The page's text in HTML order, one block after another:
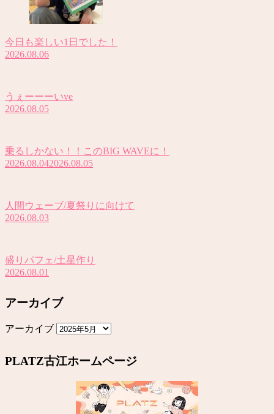
今日も楽しい1日でした！
2026.08.06
うぇーーーいve
2026.08.05
乗るしかない！！このBIG WAVEに！
2026.08.042026.08.05
人間ウェーブ/夏祭りに向けて
2026.08.03
盛りパフェ/土星作り
2026.08.01
アーカイブ
アーカイブ
PLATZ古江ホームページ